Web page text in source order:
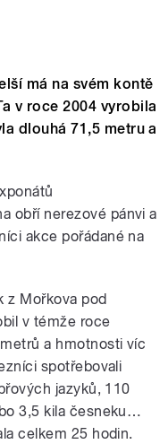
má na svém kontě
v roce 2004 vyrobila
dlouhá 71,5 metru a
obří nerezové pánvi a
akce pořádané na
z Mořkova pod
v témže roce
a hmotnosti víc
spotřebovali
jazyků, 110
3,5 kila česneku…
celkem 25 hodin.